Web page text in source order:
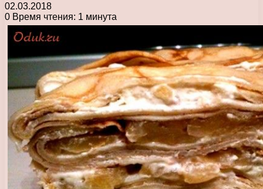
02.03.2018
0 Время чтения: 1 минута